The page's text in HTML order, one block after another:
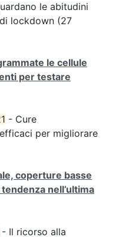
le abitudini
lockdown (27
le cellule
per testare
- Cure
per migliorare
coperture basse
nell’ultima
- Il ricorso alla